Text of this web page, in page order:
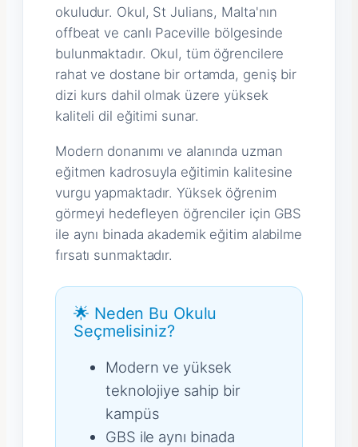
okuludur. Okul, St Julians, Malta'nın
offbeat ve canlı Paceville bölgesinde
bulunmaktadır. Okul, tüm öğrencilere
rahat ve dostane bir ortamda, geniş bir
dizi kurs dahil olmak üzere yüksek
kaliteli dil eğitimi sunar.
Modern donanımı ve alanında uzman
eğitmen kadrosuyla eğitimin kalitesine
vurgu yapmaktadır. Yüksek öğrenim
görmeyi hedefleyen öğrenciler için GBS
ile aynı binada akademik eğitim alabilme
fırsatı sunmaktadır.
🌟 Neden Bu Okulu
Seçmelisiniz?
Modern ve yüksek
teknolojiye sahip bir
kampüs
GBS ile aynı binada